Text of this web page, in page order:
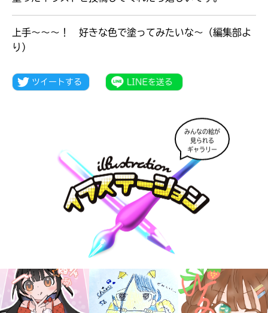
シリーズに
出会える
上手～～～！ 好きな色で塗ってみたいな～（編集部よ
り）
みんなの絵が
見られる
ギャラリー